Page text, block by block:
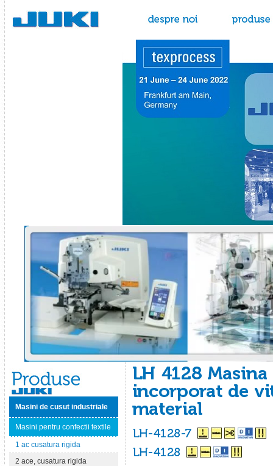
Masini de cusut industriale
Masini pentru confectii textile
1 ac cusatura rigida
2 ace, cusatura rigida